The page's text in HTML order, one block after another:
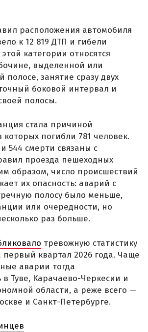
расположения автомобиля
к 12 819 ДТП и гибели
категории относятся
выделенной или
полосе, занятие сразу двух
боковой интервал и
полосы.
стала причиной
которых погибли 781 человек.
544 смерти связаны с
проезда пешеходных
образом, число происшествий
их опасность: аварий с
полосу было меньше,
или очередности, но
раз больше.
тревожную статистику
первый квартал 2026 года. Чаще
аварии тогда
Туве, Карачаево-Черкесии и
области, а реже всего —
и Санкт-Петербурге.